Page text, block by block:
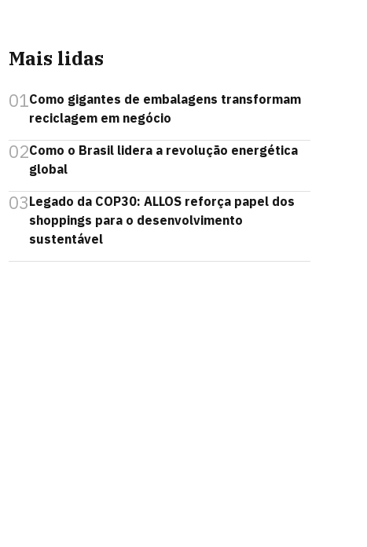
Mais lidas
01Como gigantes de embalagens transformam
reciclagem em negócio
02Como o Brasil lidera a revolução energética
global
03Legado da COP30: ALLOS reforça papel dos
shoppings para o desenvolvimento
sustentável